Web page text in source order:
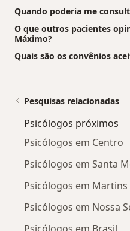
Quando poderia me
O que outros pacientes
Máximo?
Quais são os convênios
Pesquisas relacionadas
Psicólogos próximos
Psicólogos em Centro
Psicólogos em Santa
Psicólogos em Martins
Psicólogos em Nossa